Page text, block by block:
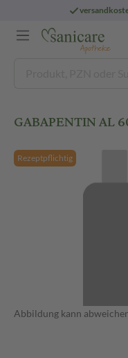
GABAPENTIN
Rezeptpflichtig
Abbildung kann